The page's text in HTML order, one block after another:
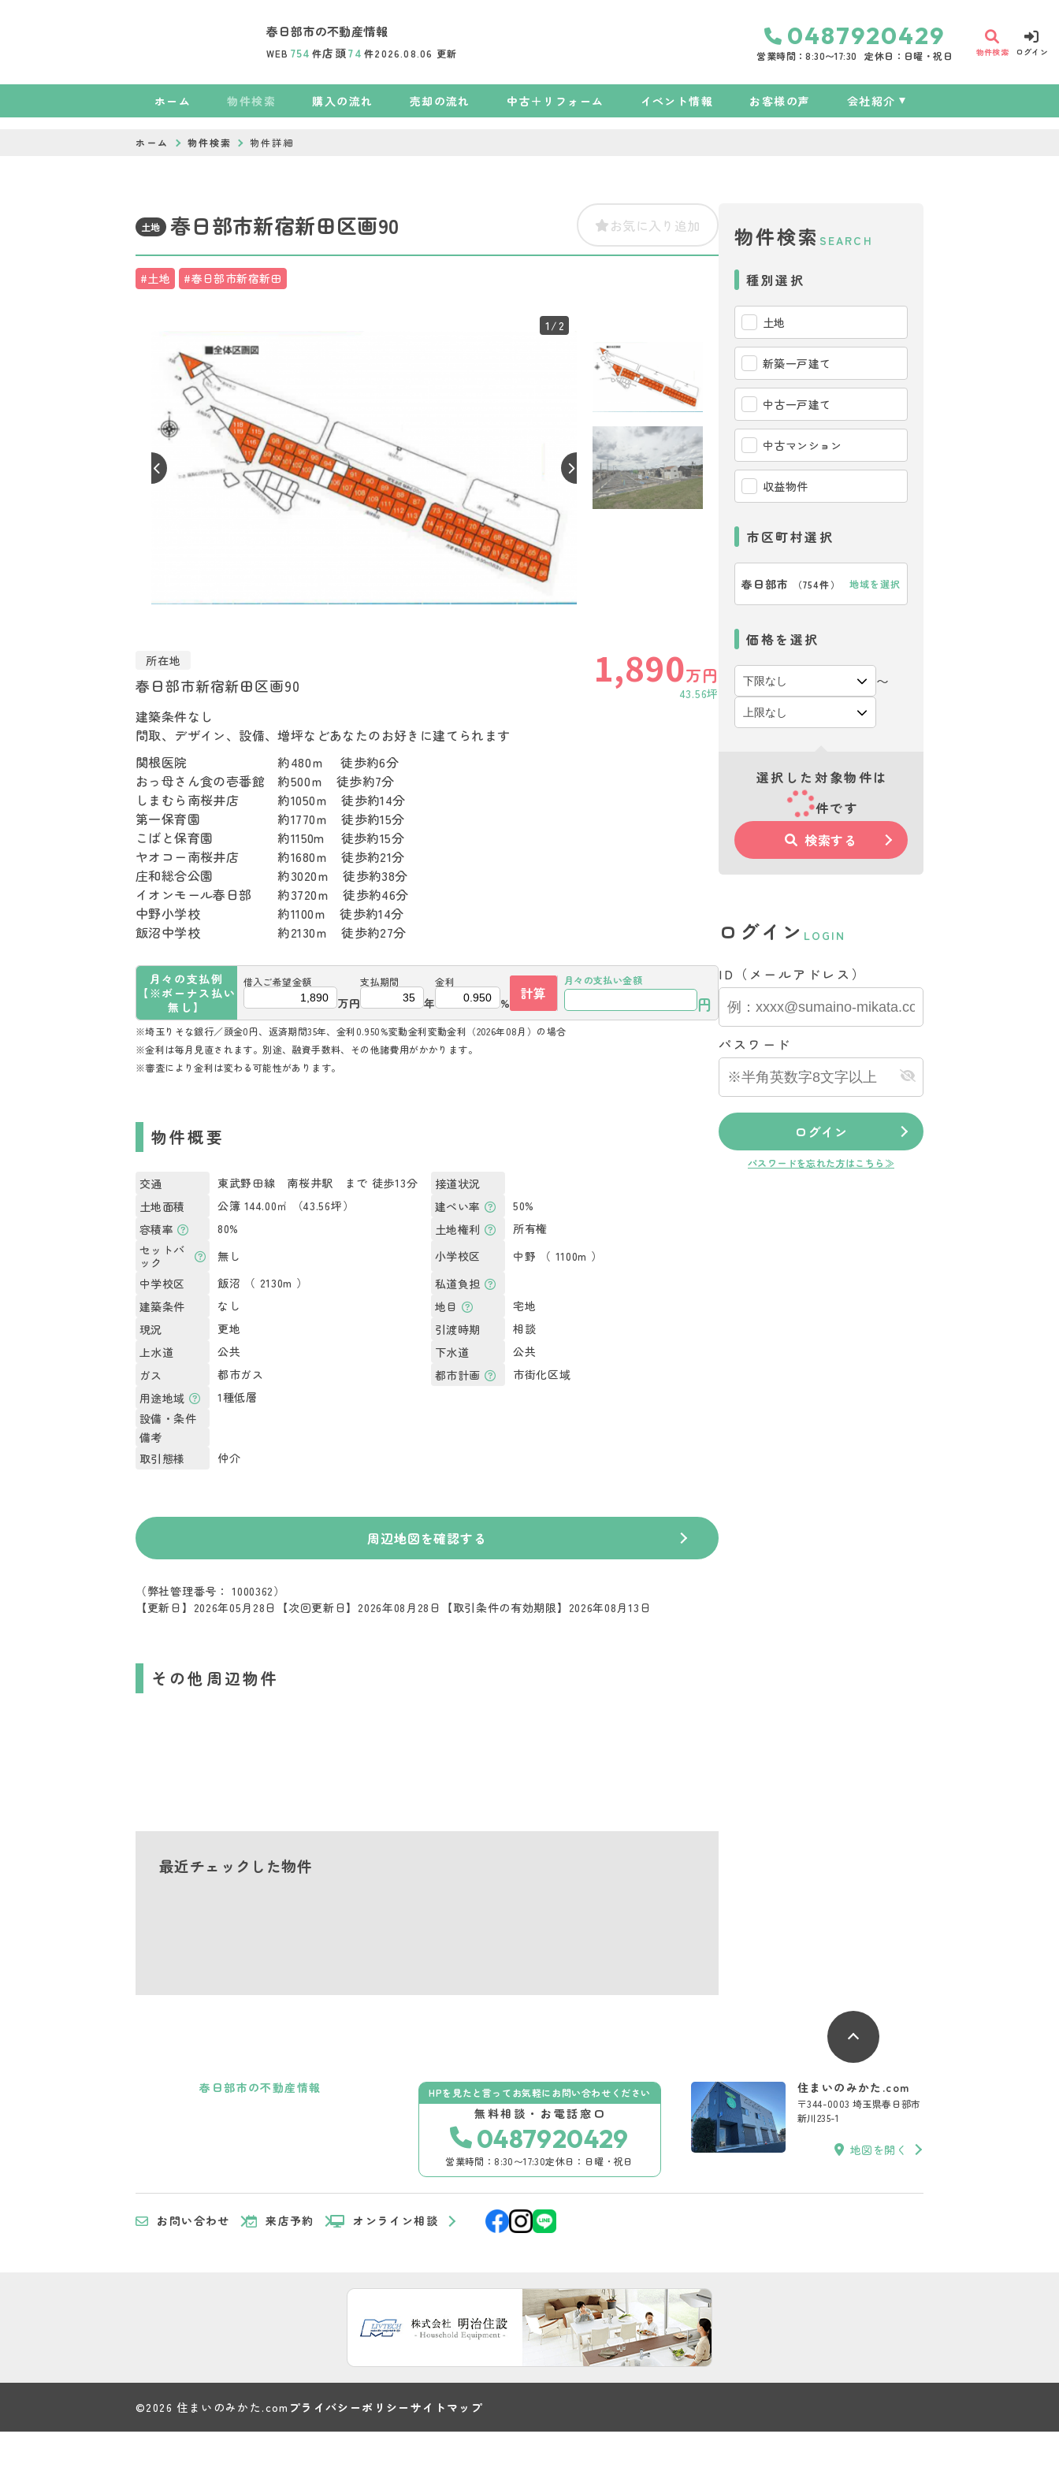
春日部市の不動産情報
WEB 754 件店頭74 件2026.08.06 更新
0487920429
営業時間：8:30〜17:30 定休日：日曜・祝日 物件検索 ログイン
ホーム 物件検索 購入の流れ 売却の流れ 中古＋リフォーム イベント情報 お客様の声 会社紹介
ホーム 物件検索 物件詳細
土地 春日部市新宿新田区画90 お気に入り追加
#土地 #春日部市新宿新田
1 /2
所在地
春日部市新宿新田区画90 1,890万円
43.56坪
建築条件なし
間取、デザイン、設備、増坪などあなたのお好きに建てられます
関根医院 約480ｍ 徒歩約6分
おっ母さん食の壱番館 約500ｍ 徒歩約7分
しまむら南桜井店 約1050ｍ 徒歩約14分
第一保育園 約1770ｍ 徒歩約15分
こばと保育園 約1150m 徒歩約15分
ヤオコー南桜井店 約1680ｍ 徒歩約21分
庄和総合公園 約3020ｍ 徒歩約38分
イオンモール春日部 約3720ｍ 徒歩約46分
中野小学校 約1100ｍ 徒歩約14分
飯沼中学校 約2130ｍ 徒歩約27分
月々の支払例
【※ボーナス払い
無し】
借入ご希望金額
万円
支払期間
年
金利
%
計算
月々の支払い金額
円
※埼玉りそな銀行／頭金0円、返済期間35年、金利0.950%変動金利変動金利（2026年08月）の場合
※金利は毎月見直されます。別途、融資手数料、その他諸費用がかかります。
※審査により金利は変わる可能性があります。
物件概要
交通 東武野田線 南桜井駅 まで 徒歩13分
接道状況
土地面積
公簿 144.00㎡ （43.56坪） 建ぺい率
50%
容積率
80% 土地権利
所有権
セットバ
ック
無し 小学校区
中野 （ 1100m ）
中学校区
飯沼 （ 2130m ）
私道負担
建築条件
なし 地目
宅地
現況
更地 引渡時期
相談
上水道
公共 下水道
公共
ガス
都市ガス 都市計画
市街化区域
用途地域
1種低層
設備・条件
備考
取引態様
仲介
周辺地図を確認する
（弊社管理番号： 1000362）
【更新日】2026年05月28日 【次回更新日】2026年08月28日 【取引条件の有効期限】2026年08月13日
その他周辺物件
最近チェックした物件
物件検索 SEARCH
種別選択
土地
新築一戸建て
中古一戸建て
中古マンション
収益物件
市区町村選択
春日部市 （754件） 地域を選択
価格を選択
〜
選択した対象物件は
件です
検索する
ログイン LOGIN
ID（メールアドレス）
パスワード
ログイン
パスワードを忘れた方はこちら≫
春日部市の不動産情報 HPを見たと言ってお気軽にお問い合わせください
無料相談・お電話窓口
0487920429
営業時間：8:30〜17:30定休日：日曜・祝日
住まいのみかた.com
〒344-0003 埼玉県春日部市
新川235-1
地図を開く
お問い合わせ 来店予約 オンライン相談
プライバシーポリシー サイトマップ
©2026 住まいのみかた.com